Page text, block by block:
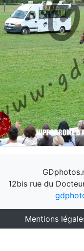
12bis rue du
Mentions